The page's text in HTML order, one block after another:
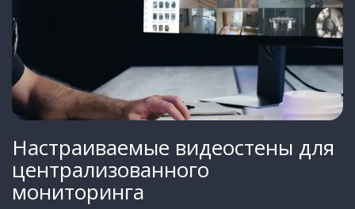
Настраиваемые видеостены для
централизованного
мониторинга